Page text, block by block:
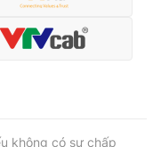
không có sự chấp